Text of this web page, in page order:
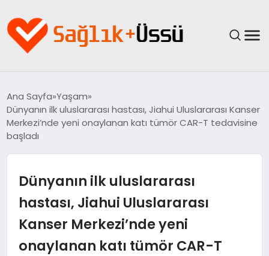
YAŞAM
GÜNCEL
SPOR & FITNESS
BESLENME
Ana Sayfa Yaşam
Dünyanın ilk uluslararası hastası, Jiahui Uluslararası Kanser
Merkezi’nde yeni onaylanan katı tümör CAR-T tedavisine
başladı
Dünyanın ilk uluslararası
hastası, Jiahui Uluslararası
Kanser Merkezi’nde yeni
onaylanan katı tümör CAR-T